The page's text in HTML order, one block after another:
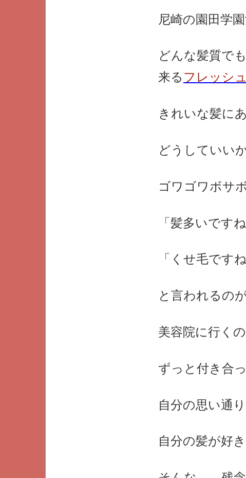
尼崎の園田学
どんな髪質で
来る フレッシュ
きれいな髪に
どうしていい
ゴワゴワボサ
「髪多いですね
「くせ毛ですね
と言われるの
美容院に行くの
ずっと付き合
自分の思い通
自分の髪が好